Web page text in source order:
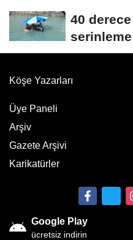
40
Köşe Yazarları
Üye Paneli
Arşiv
Gazete Arşivi
Karikatürler
Google Play
ücretsiz indirin